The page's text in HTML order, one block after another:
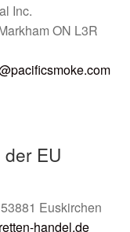
Inc.
ON L3R
EU
Euskirchen
handel.de